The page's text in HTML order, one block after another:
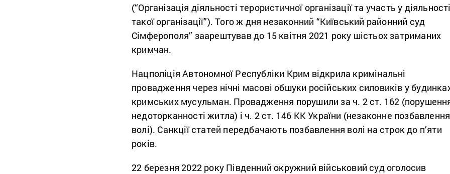
(“Організація діяльності терористичної організації та участь у
такої організації”). Того ж дня незаконний “Київський районний суд
Сімферополя” заарештував до 15 квітня 2021 року шістьох затриманих
кримчан.
Нацполіція Автономної Республіки Крим відкрила кримінальні
провадження через нічні масові обшуки російських силовиків у
кримських мусульман. Провадження порушили за ч. 2 ст. 162
недоторканності житла) і ч. 2 ст. 146 КК України (незаконне позбавлення
волі). Санкції статей передбачають позбавлення волі на строк до п’яти
років.
22 березня 2022 року Південний окружний військовий суд оголосив